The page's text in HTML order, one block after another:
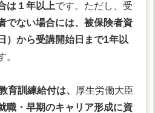
は１年以上です。ただし、受
でない場合には、被保険者資
）から受講開始日まで1年以
。
育訓練給付は、
厚生労働大臣
職・早期のキャリア形成に資